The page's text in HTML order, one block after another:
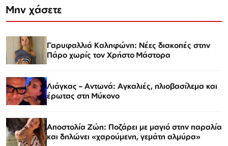
Μην χάσετε
Γαρυφαλλιά Καληφώνη: Νέες διακοπές στην
Πάρο χωρίς τον Χρήστο Μάστορα
Λιάγκας – Αντωνά: Αγκαλιές, ηλιοβασίλεμα και
έρωτας στη Μύκονο
Αποστολία Ζώη: Ποζάρει με μαγιό στην παραλία
και δηλώνει «χαρούμενη, γεμάτη αλμύρα»